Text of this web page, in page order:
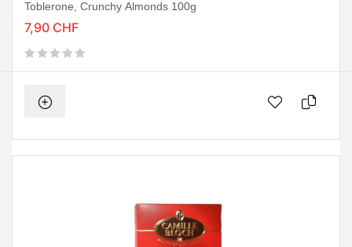
Toblerone, Crunchy Almonds 100g
7,90 CHF